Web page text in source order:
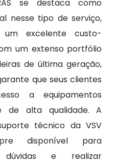
se destaca como
nesse tipo de serviço,
um excelente custo-
um extenso portfólio
de última geração,
que seus clientes
a equipamentos
de alta qualidade. A
técnico da VSV
disponível para
dúvidas e realizar